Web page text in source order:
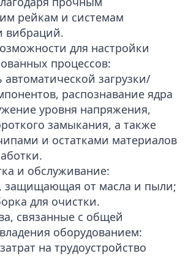
рейкам и системам
вибраций.
для настройки
процессов:
загрузки/
распознавание ядра
уровня напряжения,
замыкания, а также
и остатками материалов
и обслуживание:
защищающая от масла и пыли;
для очистки.
связанные с общей
оборудованием:
на трудоустройство